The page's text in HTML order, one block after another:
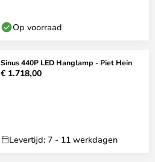
Op voorraad
Sinus 440P LED Hanglamp - Piet Hein
€ 1.718,00
Levertijd: 7 - 11 werkdagen